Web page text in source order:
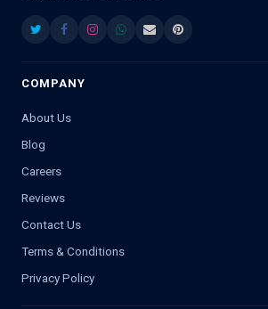
COMPANY
About Us
Blog
Careers
Reviews
Contact Us
Terms & Conditions
Privacy Policy